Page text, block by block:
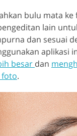
bulu mata ke
lain
dan sesuai
aplikasi
besar dan
foto.